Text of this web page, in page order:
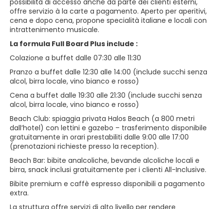
possibilità di accesso anche da parte dei clienti esterni,
offre servizio à la carte a pagamento. Aperto per aperitivi,
cena e dopo cena, propone specialità italiane e locali con
intrattenimento musicale.
La formula Full Board Plus include :
Colazione a buffet dalle 07:30 alle 11:30
Pranzo a buffet dalle 12:30 alle 14:00 (include succhi senza
alcol, birra locale, vino bianco e rosso)
Cena a buffet dalle 19:30 alle 21:30 (include succhi senza
alcol, birra locale, vino bianco e rosso)
Beach Club: spiaggia privata Halos Beach (a 800 metri
dall’hotel) con lettini e gazebo – trasferimento disponibile
gratuitamente in orari prestabiliti dalle 9:00 alle 17:00
(prenotazioni richieste presso la reception).
Beach Bar: bibite analcoliche, bevande alcoliche locali e
birra, snack inclusi gratuitamente per i clienti All-Inclusive.
Bibite premium e caffè espresso disponibili a pagamento
extra.
La struttura offre servizi di alto livello per rendere